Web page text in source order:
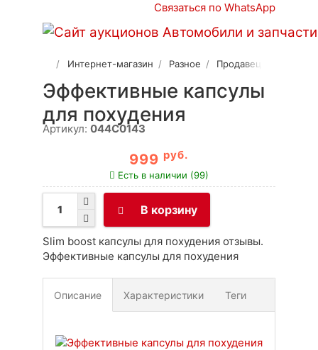
Связаться по WhatsApp
Интернет-магазин Разное Продавец 2
Эффективные капсулы
для похудения
Артикул: 044C0143
999 руб.
Есть в наличии (99)
В корзину
Slim boost капсулы для похудения отзывы.
Эффективные капсулы для похудения
Описание Характеристики Теги